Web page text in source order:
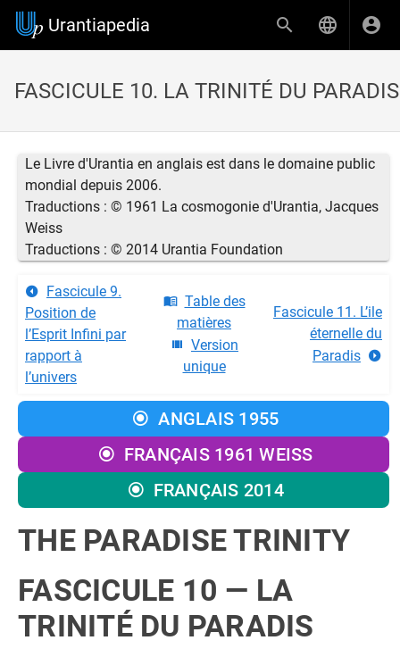
Urantiapedia
FASCICULE 10. LA TRINITÉ DU PARADIS
Le Livre d'Urantia en anglais est dans le domaine public
mondial depuis 2006.
Traductions : © 1961 La cosmogonie d'Urantia, Jacques
Weiss
Traductions : © 2014 Urantia Foundation
Fascicule 9.
Position de
l’Esprit Infini par
rapport à
l’univers
Table des
matières
Version
unique
Fascicule 11. L’ile
éternelle du
Paradis
ANGLAIS 1955
FRANÇAIS 1961 WEISS
FRANÇAIS 2014
THE PARADISE TRINITY
FASCICULE 10 — LA
TRINITÉ DU PARADIS